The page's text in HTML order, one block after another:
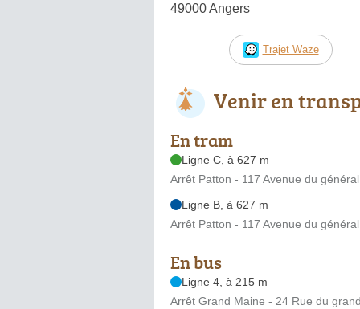
49000 Angers
Trajet Waze
Venir en
En tram
Ligne C, à 627 m
Arrêt Patton - 117 Avenue du
Ligne B, à 627 m
Arrêt Patton - 117 Avenue du
En bus
Ligne 4, à 215 m
Arrêt Grand Maine - 24 Rue du